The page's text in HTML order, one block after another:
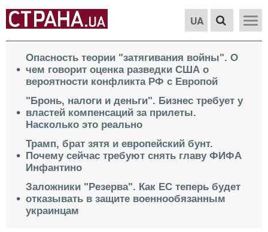
UA
Опасность теории "затягивания войны". О
чем говорит оценка разведки США о
вероятности конфликта РФ с Европой
"Бронь, налоги и деньги". Бизнес требует у
властей компенсаций за прилеты.
Насколько это реально
Трамп, брат зятя и европейский бунт.
Почему сейчас требуют снять главу ФИФА
Инфантино
Заложники "Резерва". Как ЕС теперь будет
отказывать в защите военнообязанным
украинцам